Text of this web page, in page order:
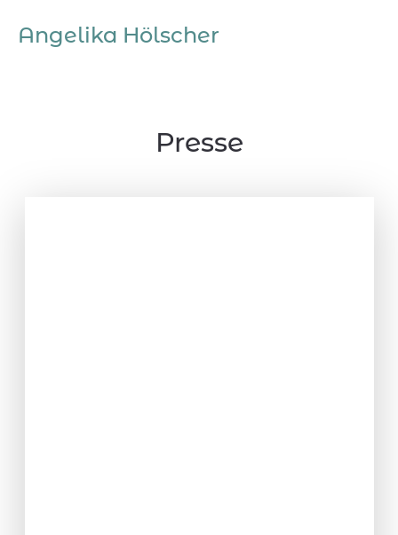
Angelika Hölscher
Presse